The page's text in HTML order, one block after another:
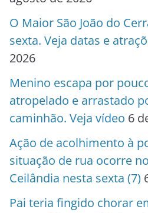
O Maior São João do
sexta. Veja datas e
2026
Menino escapa por
atropelado e arrastado
caminhão. Veja vídeo 6
Ação de acolhimento à
situação de rua ocorre
Ceilândia nesta sexta (7)
Pai teria fingido chorar